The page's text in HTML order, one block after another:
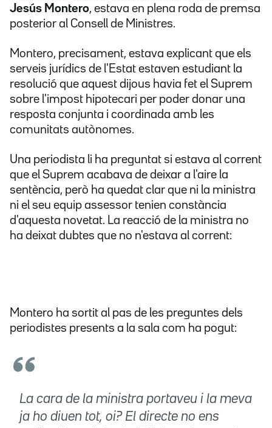
Jesús Montero, estava en plena roda de premsa
posterior al Consell de Ministres.
Montero, precisament, estava explicant que els
serveis jurídics de l'Estat estaven estudiant la
resolució que aquest dijous havia fet el Suprem
sobre l'impost hipotecari per poder donar una
resposta conjunta i coordinada amb les
comunitats autònomes.
Una periodista li ha preguntat si estava al corrent
que el Suprem acabava de deixar a l'aire la
sentència, però ha quedat clar que ni la ministra
ni el seu equip assessor tenien constància
d'aquesta novetat. La reacció de la ministra no
ha deixat dubtes que no n'estava al corrent:
Montero ha sortit al pas de les preguntes dels
periodistes presents a la sala com ha pogut:
La cara de la ministra portaveu i la meva
ja ho diuen tot, oi? El directe no ens